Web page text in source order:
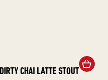
CHAI LATTE STOUT